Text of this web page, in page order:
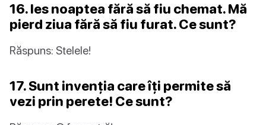
16. Ies noaptea fără să fiu chemat. Mă
pierd ziua fără să fiu furat. Ce sunt?
Răspuns: Stelele!
17. Sunt invenția care îți permite să
vezi prin perete! Ce sunt?